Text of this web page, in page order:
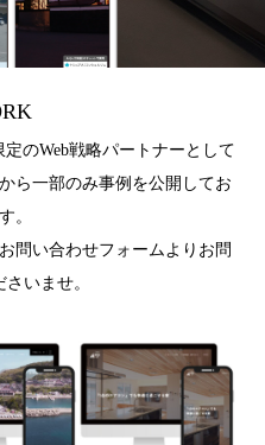
のWeb戦略パートナーとして
ら一部のみ事例を公開してお
。
問い合わせフォームよりお問
いませ。